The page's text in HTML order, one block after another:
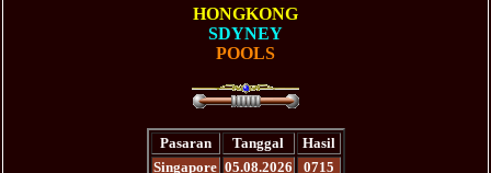
HONGKONG
SDYNEY
POOLS
Pasaran Tanggal
Hasil
Singapore 05.08.2026
0715